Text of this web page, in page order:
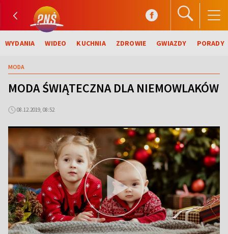
WYDANIA WIDEO KUCHNIA ZDROWIE GWIAZDY PORADY
MODA
MODA ŚWIĄTECZNA DLA NIEMOWLAKÓW
08.12.2019, 08:52